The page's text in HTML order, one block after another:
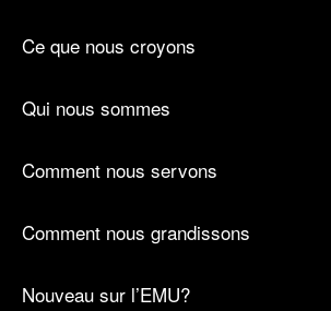
Ce que nous croyons
Qui nous sommes
Comment nous servons
Comment nous grandissons
Nouveau sur l’EMU?